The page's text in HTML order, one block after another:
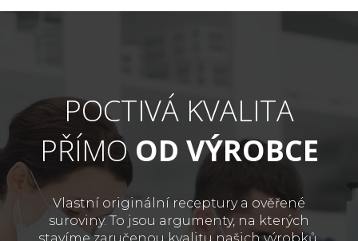
POCTIVÁ KVALITA
PŘÍMOOD VÝROBCE
Vlastní originální receptury a ověřené
suroviny. To jsou argumenty, na kterých